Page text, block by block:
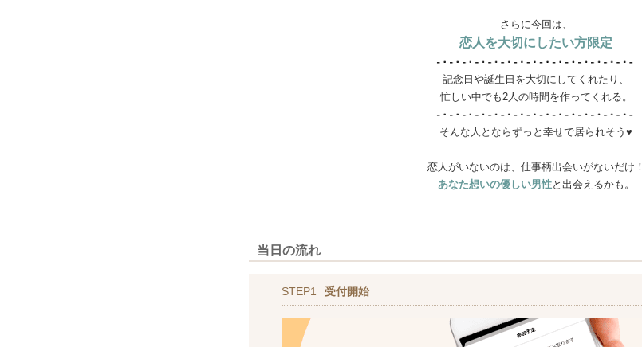
さらに今回は、
恋人を大切にしたい方限定
記念日や誕生日を大切にしてくれたり、
忙しい中でも2人の時間を作ってくれる。
そんな人とならずっと幸せで居られそう♥
恋人がいないのは、仕事柄出会いがないだけ！
あなた想いの優しい男性と出会えるかも。
当日の流れ
STEP1 受付開始